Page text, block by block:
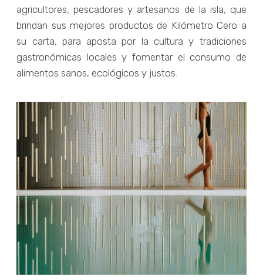
agricultores, pescadores y artesanos de la isla, que
brindan sus mejores productos de Kilómetro Cero a
su carta, para aposta por la cultura y tradiciones
gastronómicas locales y fomentar el consumo de
alimentos sanos, ecológicos y justos.